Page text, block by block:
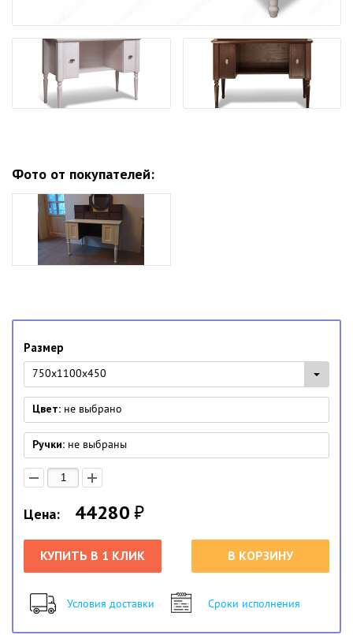
Фото от покупателей:
Размер
750x1100x450
Цвет: не выбрано
Ручки: не выбраны
Цена: 44280₽
КУПИТЬ В 1 КЛИК В КОРЗИНУ
Условия доставки Сроки исполнения